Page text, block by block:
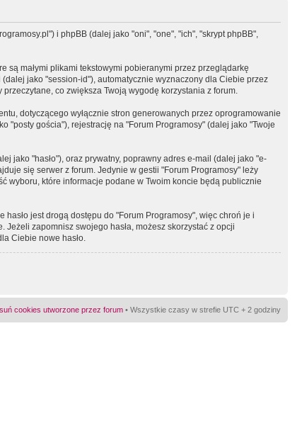
i phpBB (dalej jako "oni", "one", "ich", "skrypt phpBB",
są małymi plikami tekstowymi pobieranymi przez przeglądarkę
jako "session-id"), automatycznie wyznaczony dla Ciebie przez
co zwiększa Twoją wygodę korzystania z forum.
dotyczącego wyłącznie stron generowanych przez oprogramowanie
"posty gościa"), rejestrację na "Forum Programosy" (dalej jako "Twoje
jako "hasło"), oraz prywatny, poprawny adres e-mail (dalej jako "e-
się serwer z forum. Jedynie w gestii "Forum Programosy" leży
wyboru, które informacje podane w Twoim koncie będą publicznie
jest drogą dostępu do "Forum Programosy", więc chroń je i
zapomnisz swojego hasła, możesz skorzystać z opcji
Ciebie nowe hasło.
cookies utworzone przez forum • Wszystkie czasy w strefie UTC + 2 godziny